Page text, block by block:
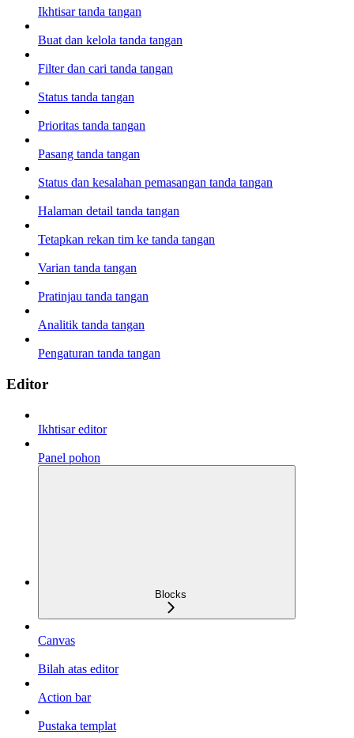
Ikhtisar tanda tangan
Buat dan kelola tanda tangan
Filter dan cari tanda tangan
Status tanda tangan
Prioritas tanda tangan
Pasang tanda tangan
Status dan kesalahan pemasangan tanda tangan
Halaman detail tanda tangan
Tetapkan rekan tim ke tanda tangan
Varian tanda tangan
Pratinjau tanda tangan
Analitik tanda tangan
Pengaturan tanda tangan
Editor
Ikhtisar editor
Panel pohon
Blocks
Canvas
Bilah atas editor
Action bar
Pustaka templat